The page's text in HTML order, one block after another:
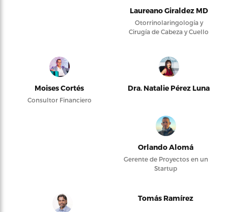
Laureano Giraldez MD
Otorrinolaringología y
Cirugía de Cabeza y Cuello
Moises Cortés
Consultor Financiero
Dra. Natalie Pérez Luna
Orlando Alomá
Gerente de Proyectos en un
Startup
Tomás Ramírez